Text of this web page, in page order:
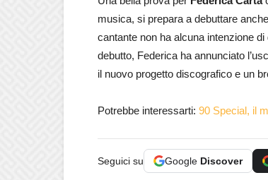
musica, si prepara a debuttare
cantante non ha alcuna intenzione
debutto, Federica ha annunciato
il nuovo progetto discografico e un
Potrebbe interessarti: 90 Special, il
Seguici su Google Discover